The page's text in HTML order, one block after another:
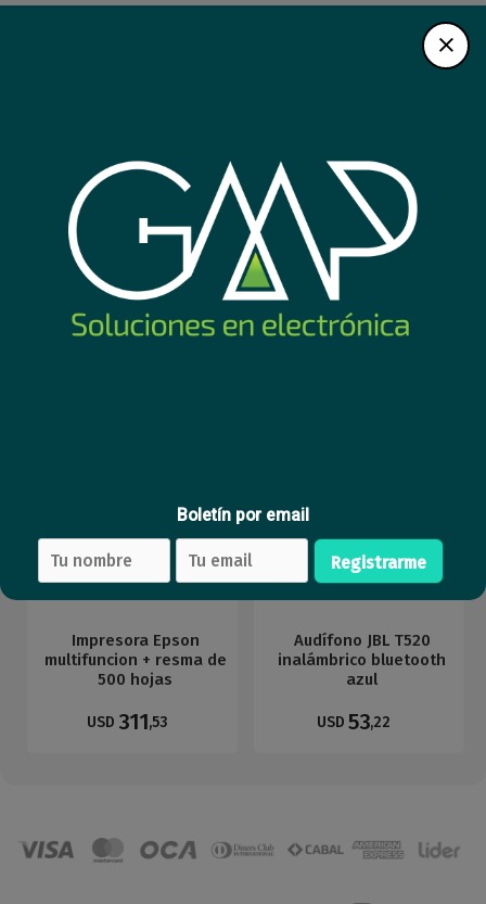
Mouse Genius Ergo
9000S Pro blanco
USD22,89
Teclado Logitech K120
USB en español
USD11,89
Impresora Epson
multifuncion + resma de
500 hojas
USD 311,53
Audífono JBL T520
inalámbrico bluetooth
azul
USD 53,22
Boletín por email
Registrarme